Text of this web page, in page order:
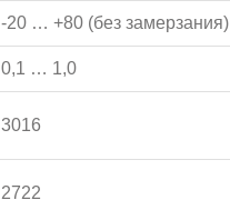
-20 … +80 (без замерзания)
0,1 … 1,0
3016
2722